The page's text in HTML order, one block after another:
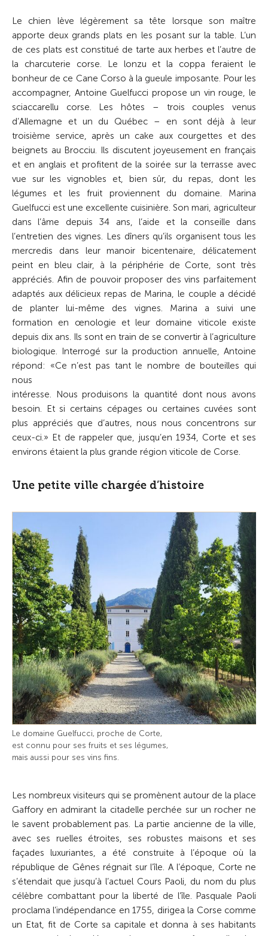
Le chien lève légèrement sa tête lorsque son maître
apporte deux grands plats en les posant sur la table. L’un
de ces plats est constitué de tarte aux herbes et l’autre de
la charcuterie corse. Le lonzu et la coppa feraient le
bonheur de ce Cane Corso à la gueule imposante. Pour les
accompagner, Antoine Guelfucci propose un vin rouge, le
sciaccarellu corse. Les hôtes – trois couples venus
d’Allemagne et un du Québec – en sont déjà à leur
troisième service, après un cake aux courgettes et des
beignets au Brocciu. Ils discutent joyeusement en français
et en anglais et profitent de la soirée sur la terrasse avec
vue sur les vignobles et, bien sûr, du repas, dont les
légumes et les fruit proviennent du domaine. Marina
Guelfucci est une excellente cuisinière. Son mari, agriculteur
dans l’âme depuis 34 ans, l’aide et la conseille dans
l’entretien des vignes. Les dîners qu’ils organisent tous les
mercredis dans leur manoir bicentenaire, délicatement
peint en bleu clair, à la périphérie de Corte, sont très
appréciés. Afin de pouvoir proposer des vins parfaitement
adaptés aux délicieux repas de Marina, le couple a décidé
de planter lui-même des vignes. Marina a suivi une
formation en œnologie et leur domaine viticole existe
depuis dix ans. Ils sont en train de se convertir à l’agriculture
biologique. Interrogé sur la production annuelle, Antoine
répond: «Ce n’est pas tant le nombre de bouteilles qui
nous
intéresse. Nous produisons la quantité dont nous avons
besoin. Et si certains cépages ou certaines cuvées sont
plus appréciés que d’autres, nous nous concentrons sur
ceux-ci.» Et de rappeler que, jusqu’en 1934, Corte et ses
environs étaient la plus grande région viticole de Corse.
Une petite ville chargée d’histoire
Le domaine Guel­fucci, proche de Corte,
est connu pour ses fruits et ses légumes,
mais aussi pour ses vins fins.
Les nombreux visiteurs qui se promènent autour de la place
Gaffory en admirant la citadelle perchée sur un rocher ne
le savent probablement pas. La partie ancienne de la ville,
avec ses ruelles étroites, ses robustes maisons et ses
façades luxuriantes, a été construite à l’époque où la
république de Gênes régnait sur l’île. A l’époque, Corte ne
s’étendait que jusqu’à l’actuel Cours Paoli, du nom du plus
célèbre combattant pour la liberté de l’île. Pasquale Paoli
proclama l’indépendance en 1755, dirigea la Corse comme
un Etat, fit de Corte sa capitale et donna à ses habitants